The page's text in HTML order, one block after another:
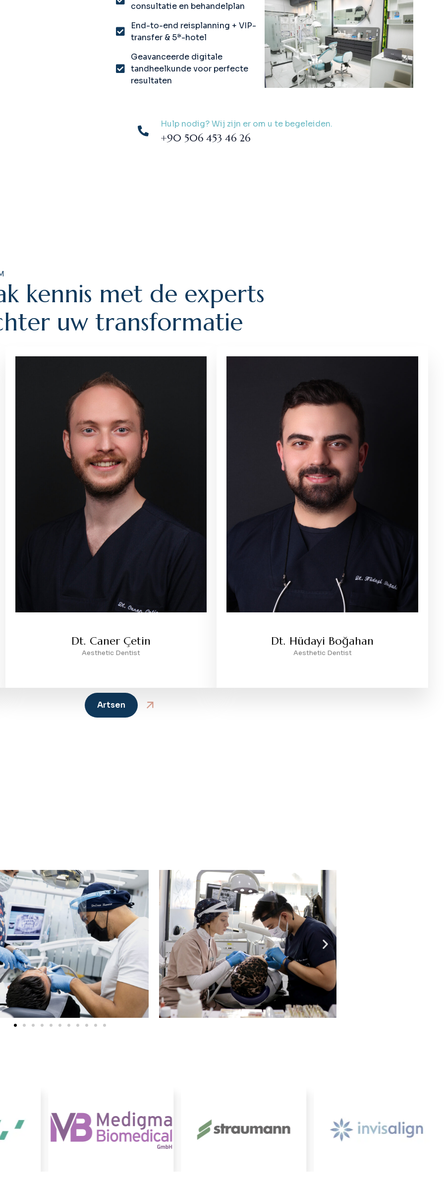
consultatie en behandelplan
End-to-end reisplanning + VIP-
transfer & 5*-hotel
Geavanceerde digitale
tandheelkunde voor perfecte
resultaten
Hulp nodig? Wij zijn er om u te begeleiden.
+90 506 453 46 26
k kennis met de experts
hter uw transformatie
Dt. Caner Çetin
Aesthetic Dentist
Dt. Hüdayi Boğahan
Aesthetic Dentist
Artsen